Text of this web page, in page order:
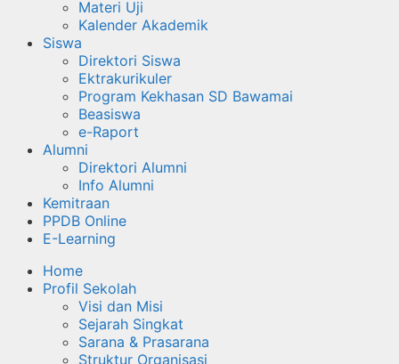
Materi Uji
Kalender Akademik
Siswa
Direktori Siswa
Ektrakurikuler
Program Kekhasan SD Bawamai
Beasiswa
e-Raport
Alumni
Direktori Alumni
Info Alumni
Kemitraan
PPDB Online
E-Learning
Home
Profil Sekolah
Visi dan Misi
Sejarah Singkat
Sarana & Prasarana
Struktur Organisasi